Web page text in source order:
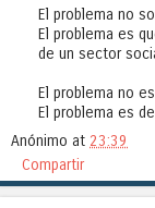
El problema no
El problema es
de un sector
El problema no
El problema es
Anónimo at 23:39
Compartir